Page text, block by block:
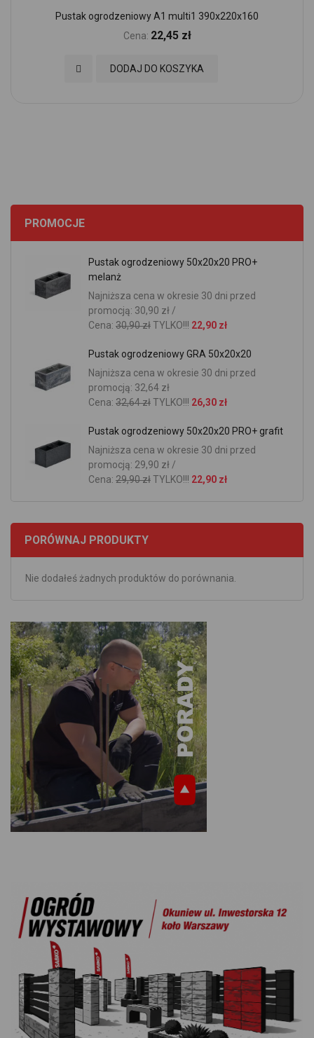
Pustak ogrodzeniowy A1 multi1 390x220x160
Cena: 22,45 zł
DODAJ DO KOSZYKA
Dodaj do Ulubionych
PROMOCJE
Pustak ogrodzeniowy 50x20x20 PRO+
melanż
Najniższa cena w okresie 30 dni przed
promocją: 30,90 zł /
Cena: 30,90 złTYLKO!!! 22,90 zł
Pustak ogrodzeniowy GRA 50x20x20
Najniższa cena w okresie 30 dni przed
promocją: 32,64 zł
Cena: 32,64 złTYLKO!!! 26,30 zł
Pustak ogrodzeniowy 50x20x20 PRO+ grafit
Najniższa cena w okresie 30 dni przed
promocją: 29,90 zł /
Cena: 29,90 złTYLKO!!! 22,90 zł
PORÓWNAJ PRODUKTY
Nie dodałeś żadnych produktów do porównania.